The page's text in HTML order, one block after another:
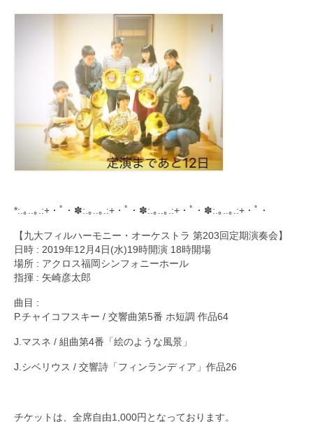
*:.｡..｡.:+・ﾟ・✽:.｡..｡.:+・ﾟ・✽:.｡..｡.:+・ﾟ・✽:.｡..｡.:+・ﾟ・
【九大フィルハーモニー・オーケストラ 第203回定期演奏会】
日時 : 2019年12月4日(水)19時開演 18時開場
場所 : アクロス福岡シンフォニーホール
指揮 : 矢崎彦太郎
曲目 :
P.チャイコフスキー / 交響曲第5番 ホ短調 作品64
J.マスネ / 組曲第4番「絵のような風景」
J.シベリウス / 交響詩「フィンランディア」作品26
チケットは、全席自由1,000円となっております。